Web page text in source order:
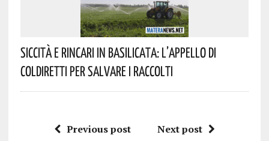
Siccità E Rincari In Basilicata: L’appello Di
Coldiretti Per Salvare I Raccolti
Previous post Next post